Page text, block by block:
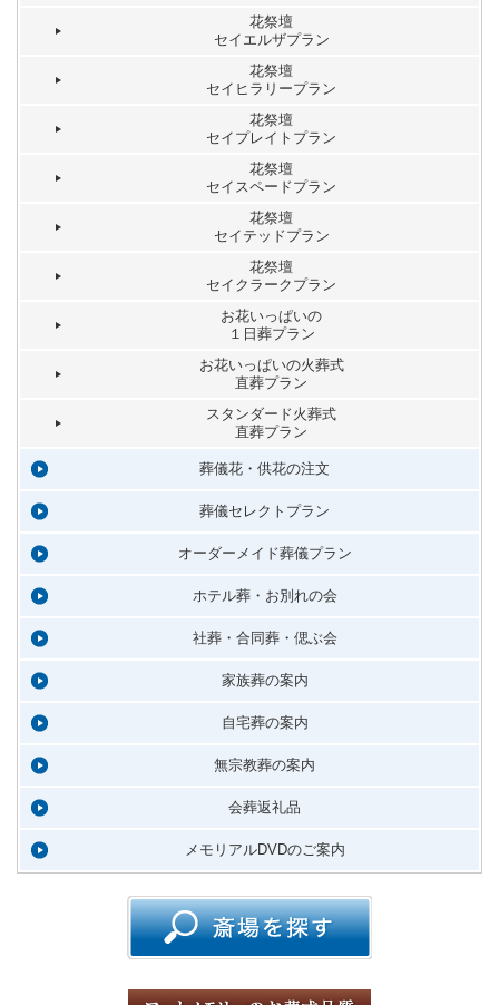
花祭壇
セイエルザプラン
花祭壇
セイヒラリープラン
花祭壇
セイプレイトプラン
花祭壇
セイスペードプラン
花祭壇
セイテッドプラン
花祭壇
セイクラークプラン
お花いっぱいの
１日葬プラン
お花いっぱいの火葬式
直葬プラン
スタンダード火葬式
直葬プラン
葬儀花・供花の注文
葬儀セレクトプラン
オーダーメイド葬儀プラン
ホテル葬・お別れの会
社葬・合同葬・偲ぶ会
家族葬の案内
自宅葬の案内
無宗教葬の案内
会葬返礼品
メモリアルDVDのご案内